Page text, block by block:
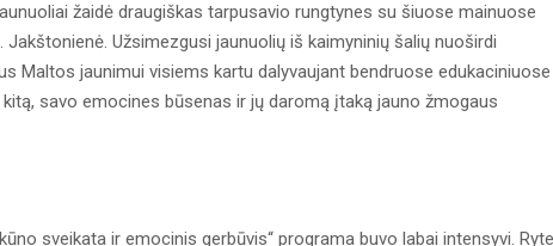
žaidė draugiškas tarpusavio rungtynes su šiuose mainuose
Užsimezgusi jaunuolių iš kaimyninių šalių nuoširdi
Maltos jaunimui visiems kartu dalyvaujant bendruose edukaciniuose
savo emocines būsenas ir jų daromą įtaką jauno žmogaus
sveikata ir emocinis gerbūvis“ programa buvo labai intensyvi. Ryte